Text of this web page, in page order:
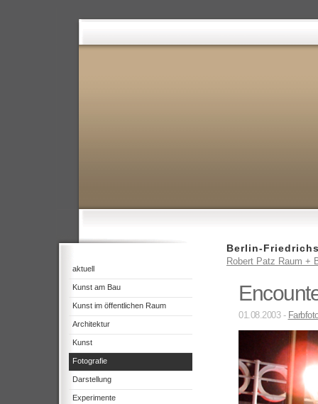
aktuell
Kunst am Bau
Kunst im öffentlichen Raum
Architektur
Kunst
Fotografie
Darstellung
Experimente
Berlin-
Robert Patz Raum +
01.08.2003 -